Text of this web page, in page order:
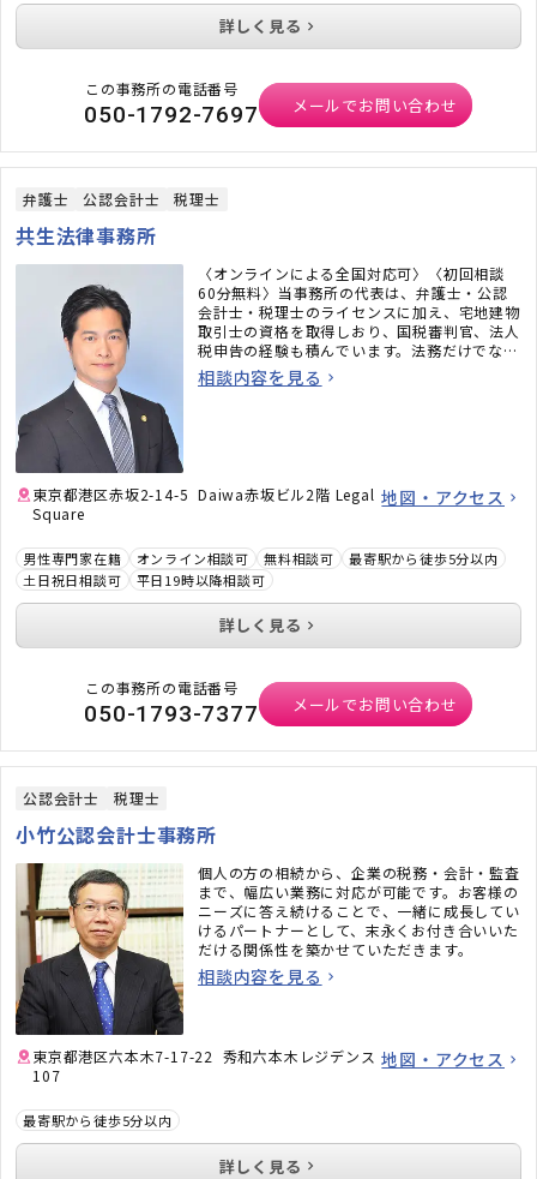
詳しく見る
この事務所の電話番号
050-1792-7697 メールでお問い合わせ
弁護士 公認会計士 税理士
共生法律事務所
〈オンラインによる全国対応可〉〈初回相談
60分無料〉当事務所の代表は、弁護士・公認
会計士・税理士のライセンスに加え、宅地建物
取引士の資格を取得しおり、国税審判官、法人
税申告の経験も積んでいます。法務だけでな
く、税務のことまで考えた包括的なサポートを
ご提供いたします。不動産・相続でお困りの
相談内容を見る
東京都港区赤坂2-14-5 Daiwa赤坂ビル2階 Legal
Square
地図・アクセス
男性専門家在籍 オンライン相談可 無料相談可
最寄駅から徒歩5分以内
土日祝日相談可
平日19時以降相談可
詳しく見る
この事務所の電話番号
050-1793-7377 メールでお問い合わせ
公認会計士 税理士
小竹公認会計士事務所
個人の方の相続から、企業の税務・会計・監査
まで、幅広い業務に対応が可能です。お客様の
ニーズに答え続けることで、一緒に成長してい
けるパートナーとして、末永くお付き合いいた
だける関係性を築かせていただきます。
相談内容を見る
東京都港区六本木7-17-22 秀和六本木レジデンス
107
地図・アクセス
最寄駅から徒歩5分以内
詳しく見る